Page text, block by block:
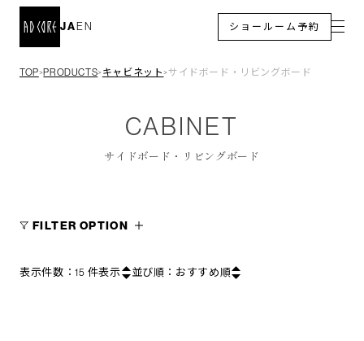
EN
JA ショールーム予約
TOP＞PRODUCTS＞ キャビネット＞サイドボード・リビングボード
CABINET
サイドボード・リビングボード
FILTER OPTION
表示件数：15 件表示 並び順： おすすめ順